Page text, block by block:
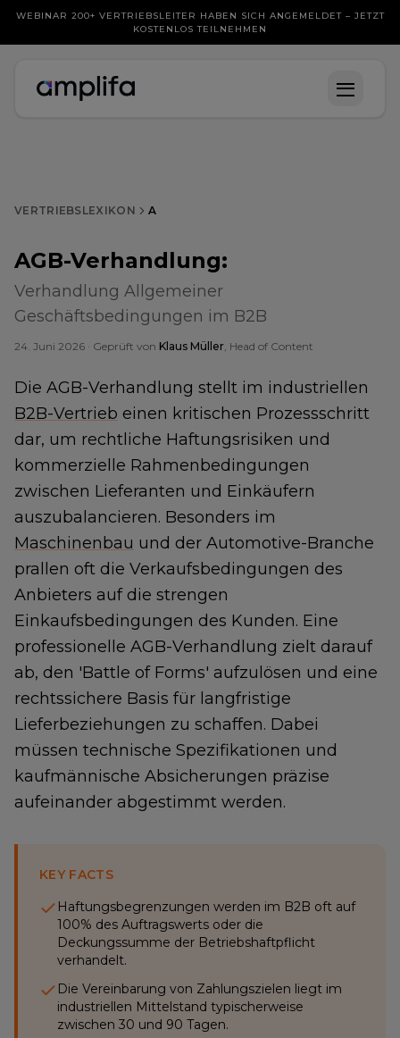
WEBINAR 200+ VERTRIEBSLEITER HABEN SICH ANGEMELDET – JETZT
KOSTENLOS TEILNEHMEN
VERTRIEBSLEXIKON A
AGB-Verhandlung:
Verhandlung Allgemeiner
Geschäftsbedingungen im B2B
24. Juni 2026 · Geprüft von Klaus Müller, Head of Content
Die AGB-Verhandlung stellt im industriellen
B2B-Vertrieb einen kritischen Prozessschritt
dar, um rechtliche Haftungsrisiken und
kommerzielle Rahmenbedingungen
zwischen Lieferanten und Einkäufern
auszubalancieren. Besonders im
Maschinenbau und der Automotive-Branche
prallen oft die Verkaufsbedingungen des
Anbieters auf die strengen
Einkaufsbedingungen des Kunden. Eine
professionelle AGB-Verhandlung zielt darauf
ab, den 'Battle of Forms' aufzulösen und eine
rechtssichere Basis für langfristige
Lieferbeziehungen zu schaffen. Dabei
müssen technische Spezifikationen und
kaufmännische Absicherungen präzise
aufeinander abgestimmt werden.
KEY FACTS
Haftungsbegrenzungen werden im B2B oft auf
100% des Auftragswerts oder die
Deckungssumme der Betriebshaftpflicht
verhandelt.
Die Vereinbarung von Zahlungszielen liegt im
industriellen Mittelstand typischerweise
zwischen 30 und 90 Tagen.